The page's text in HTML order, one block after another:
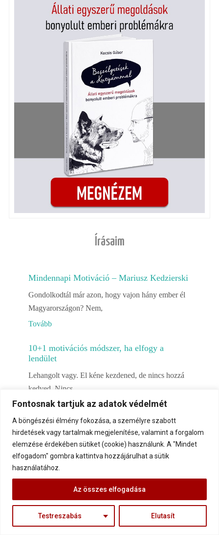
Fontosnak tartjuk az adatok védelmét
A böngészési élmény fokozása, a személyre szabott
hirdetések vagy tartalmak megjelenítése, valamint a forgalom
elemzése érdekében sütiket (cookie) használunk. A "Mindet
elfogadom" gombra kattintva hozzájárulhat a sütik
használatához.
Testreszabás Elutasít
Az összes elfogadása
Írásaim
Mindennapi Motiváció – Mariusz Kedzierski
Gondolkodtál már azon, hogy vajon hány ember él
Magyarországon? Nem,
Tovább
10+1 motivációs módszer, ha elfogy a
lendület
Lehangolt vagy. El kéne kezdened, de nincs hozzá
kedved. Nincs
Tovább
Mindennapi Motiváció – A fiatal anya, aki
egész életét újraformálta gyermekéért
Lefelé csúszni mindig könnyebb, mint felfelé
kapaszkodni. Míg az előbbihez
A párkapcsolatok lassú halála
Mindig olyan szépen kezdődik. Szerelem, vágy,